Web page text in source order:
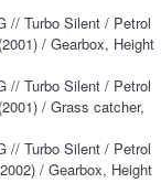
// Turbo Silent / Petrol
/ Gearbox, Height
// Turbo Silent / Petrol
/ Grass catcher,
// Turbo Silent / Petrol
/ Gearbox, Height